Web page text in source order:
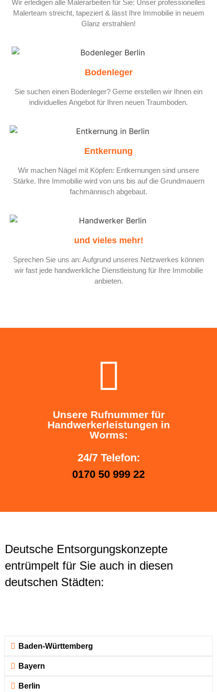
Wir erledigen alle Malerarbeiten für Sie: Unser professionelles
Malerteam streicht, tapeziert & lässt Ihre Immobilie in neuem
Glanz erstrahlen!
Bodenleger
Sie suchen einen Bodenleger? Gerne erstellen wir Ihnen ein
individuelles Angebot für Ihren neuen Traumboden.
Entkernung
Wir machen Nägel mit Köpfen: Entkernungen sind unsere
Stärke. Ihre Immobilie wird von uns bis auf die Grundmauern
fachmännisch abgebaut.
und vieles mehr!
Sprechen Sie uns an: Aufgrund unseres Netzwerkes können
wir fast jede handwerkliche Dienstleistung für Ihre Immobilie
anbieten.
Unsere Rufnummer für
Handwerkerleistungen in
Worms:
24/7 Telefon:
0170 50 999 22
Deutsche Entsorgungskonzepte
entrümpelt für Sie auch in diesen
deutschen Städten:
Baden-Württemberg
Bayern
Berlin